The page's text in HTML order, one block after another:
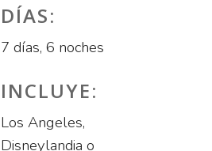
DÍAS:
7 días, 6 noches
INCLUYE:
Los Angeles,
Disneylandia o